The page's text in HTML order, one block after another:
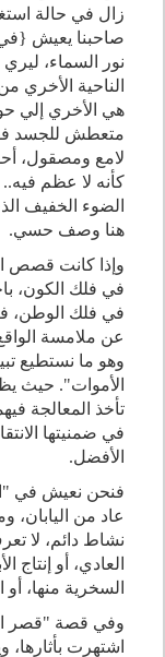
زال في حالة
صاحبنا يعيش {في
نور السماء،
الناحية الأخري
هي الأخري إلي
متعطش للجسد
لامع ومصقول،
كأنه لا عظم
الضوء الخفيف
هنا وصف حسي.
وإذا كانت قصص
في فلك الكون،
في فلك الوطن،
عن ملامسة
وهو ما نستطيع
الأموات". حيث
تأخذ المعالجة
في ضمنيتها
الأفضل.
فنحن نعيش في
عاد من اليابان،
نشاط دائم، لا
العادي، أو إنتاج
السخرية منها، أو
وفي قصة "قصر
اشتهرت بأثارها،